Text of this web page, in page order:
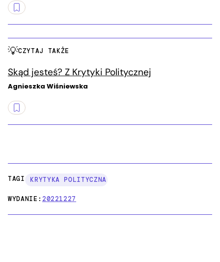
CZYTAJ TAKŻE
Skąd jesteś? Z Krytyki Politycznej
Agnieszka Wiśniewska
TAGI: KRYTYKA POLITYCZNA
WYDANIE:20221227